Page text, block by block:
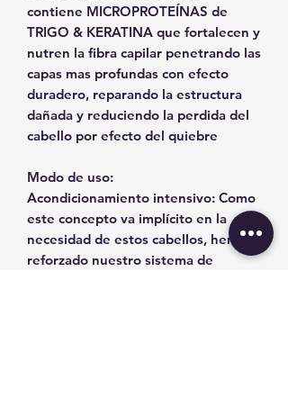
contiene MICROPROTEÍNAS de
TRIGO & KERATINA que fortalecen y
nutren la fibra capilar penetrando las
capas mas profundas con efecto
duradero, reparando la estructura
dañada y reduciendo la perdida del
cabello por efecto del quiebre
Modo de uso:
Acondicionamiento intensivo: Como
este concepto va implícito en la
necesidad de estos cabellos, hemos
reforzado nuestro sistema de